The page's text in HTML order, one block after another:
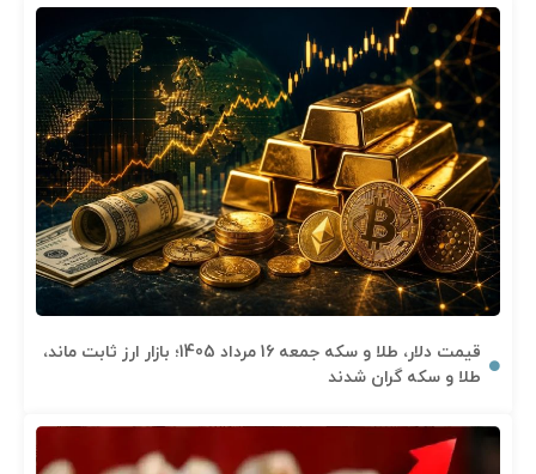
قیمت دلار، طلا و سکه جمعه 16 مرداد 1405؛ بازار ارز ثابت ماند،
طلا و سکه گران شدند